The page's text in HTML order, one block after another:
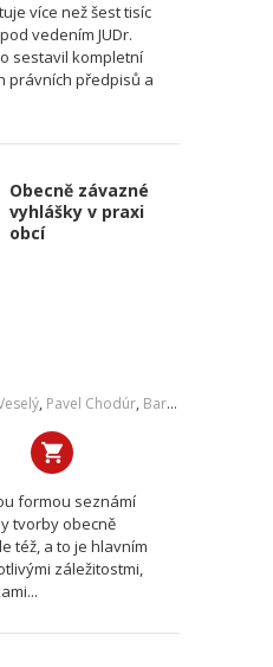
více než šest tisíc
vedením JUDr.
sestavil kompletní
právních předpisů a
Obecně závazné
vyhlášky v praxi
obcí
, Pavel Chodúr, Barbora Štěpánová
formou seznámí
tvorby obecně
též, a to je hlavním
záležitostmi,